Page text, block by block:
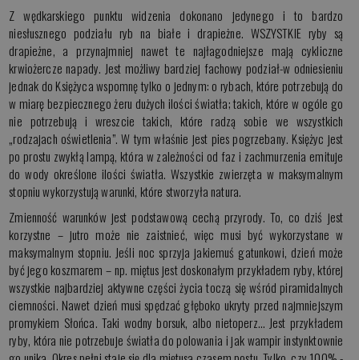
Z wędkarskiego punktu widzenia dokonano jedynego i to bardzo
niesłusznego podziału ryb na białe i drapieżne. WSZYSTKIE ryby są
drapieżne, a przynajmniej nawet te najłagodniejsze mają cykliczne
krwiożercze napady. Jest możliwy bardziej fachowy podział-w odniesieniu
jednak do Księżyca wspomnę tylko o jednym: o rybach, które potrzebują do
w miarę bezpiecznego żeru dużych ilości światła; takich, które w ogóle go
nie potrzebują i wreszcie takich, które radzą sobie we wszystkich
„rodzajach oświetlenia”. W tym właśnie jest pies pogrzebany. Księżyc jest
po prostu zwykłą lampą, która w zależności od faz i zachmurzenia emituje
do wody określone ilości światła. Wszystkie zwierzęta w maksymalnym
stopniu wykorzystują warunki, które stworzyła natura.
Zmienność warunków jest podstawową cechą przyrody. To, co dziś jest
korzystne – jutro może nie zaistnieć, więc musi być wykorzystane w
maksymalnym stopniu. Jeśli noc sprzyja jakiemuś gatunkowi, dzień może
być jego koszmarem – np. miętus jest doskonałym przykładem ryby, której
wszystkie najbardziej aktywne części życia toczą się wśród piramidalnych
ciemności. Nawet dzień musi spędzać głęboko ukryty przed najmniejszym
promykiem Słońca. Taki wodny borsuk, albo nietoperz… Jest przykładem
ryby, która nie potrzebuje światła do polowania i jak wampir instynktownie